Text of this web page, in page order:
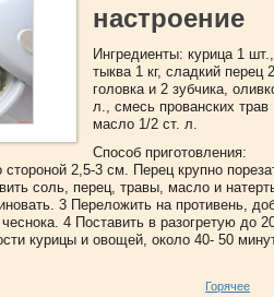
настроение
Ингредиенты: курица 1
тыква 1 кг, сладкий перец
головка и 2 зубчика,
л., смесь прованских
масло 1/2 ст. л.
Способ приготовления:
стороной 2,5-3 см. Перец крупно
соль, перец, травы, масло и
3 Переложить на противень,
4 Поставить в разогретую до
курицы и овощей, около 40- 50
Горячее